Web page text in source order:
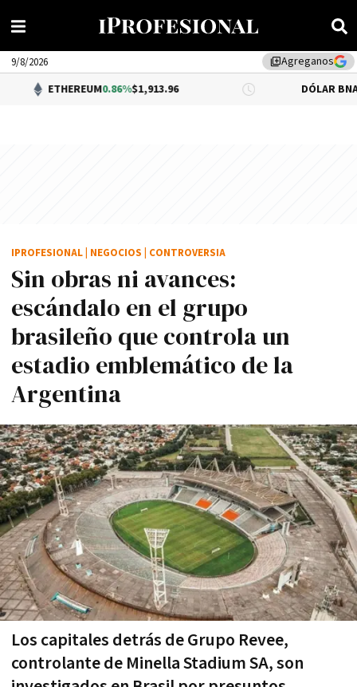
library_addAgreganos
9/8/2026
0.86%$1,913.96 DÓLAR BNA 0.34%
Sin obras ni avances:
escándalo en el grupo
brasileño que controla un
estadio emblemático de la
Argentina
Los capitales detrás de Grupo Revee,
controlante de Minella Stadium SA, son
IPROFESIONAL NEGOCIOS CONTROVERSIA